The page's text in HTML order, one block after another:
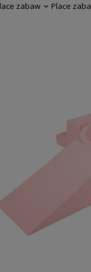
zabaw Place